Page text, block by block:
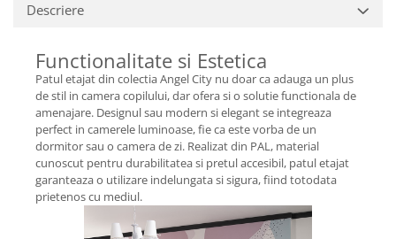
Descriere
Functionalitate si Estetica
Patul etajat din colectia Angel City nu doar ca adauga un plus
de stil in camera copilului, dar ofera si o solutie functionala de
amenajare. Designul sau modern si elegant se integreaza
perfect in camerele luminoase, fie ca este vorba de un
dormitor sau o camera de zi. Realizat din PAL, material
cunoscut pentru durabilitatea si pretul accesibil, patul etajat
garanteaza o utilizare indelungata si sigura, fiind totodata
prietenos cu mediul.